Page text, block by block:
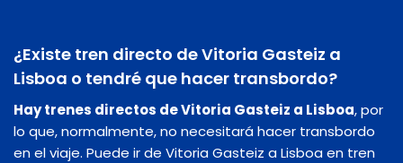
¿Existe tren directo de Vitoria Gasteiz a
Lisboa o tendré que hacer transbordo?
Hay trenes directos de Vitoria Gasteiz a Lisboa, por
lo que, normalmente, no necesitará hacer transbordo
en el viaje. Puede ir de Vitoria Gasteiz a Lisboa en tren